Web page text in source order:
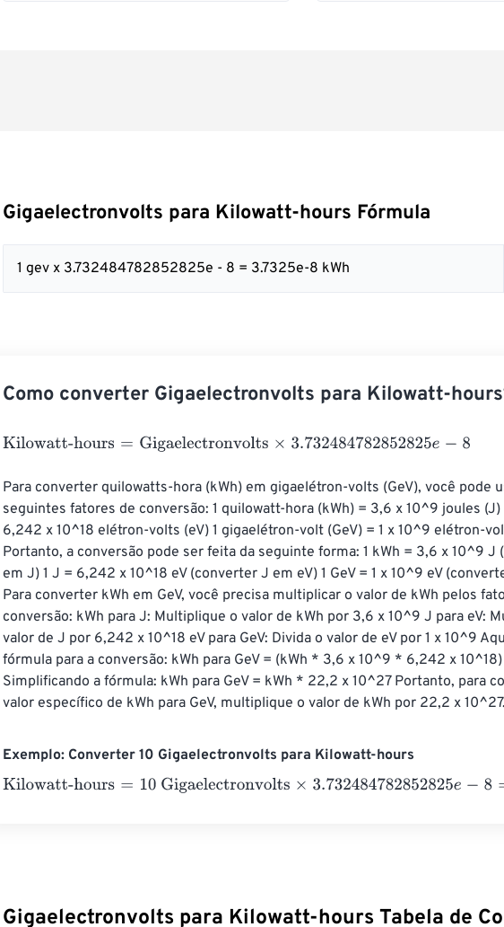
Gigaelectronvolts para Kilowatt-hours Fórmula
1 gev x 3.732484782852825e - 8 = 3.7325e-8 kWh
Como converter Gigaelectronvolts para Kilowatt-
Kilowatt-hours=Gigaelectronvolts×3.732484782852825e-8
Para converter quilowatts-hora (kWh) em gigaelétron-volts (GeV), você pode
seguintes fatores de conversão: 1 quilowatt-hora (kWh) = 3,6 x 10^9 joules (J)
6,242 x 10^18 elétron-volts (eV) 1 gigaelétron-volt (GeV) = 1 x 10^9 elétron-
Portanto, a conversão pode ser feita da seguinte forma: 1 kWh = 3,6 x 10^9 J
em J) 1 J = 6,242 x 10^18 eV (converter J em eV) 1 GeV = 1 x 10^9 eV
Para converter kWh em GeV, você precisa multiplicar o valor de kWh pelos
conversão: kWh para J: Multiplique o valor de kWh por 3,6 x 10^9 J para eV:
valor de J por 6,242 x 10^18 eV para GeV: Divida o valor de eV por 1 x 10^9
fórmula para a conversão: kWh para GeV = (kWh * 3,6 x 10^9 * 6,242 x
Simplificando a fórmula: kWh para GeV = kWh * 22,2 x 10^27 Portanto, para
valor específico de kWh para GeV, multiplique o valor de kWh por 22,2 x 10^27.
Exemplo: Converter 10 Gigaelectronvolts para Kilowatt-hours
Kilowatt-hours=10 Gigaelectronvolts×3.732484782852825e-8=4e-7
Gigaelectronvolts para Kilowatt-hours Tabela de